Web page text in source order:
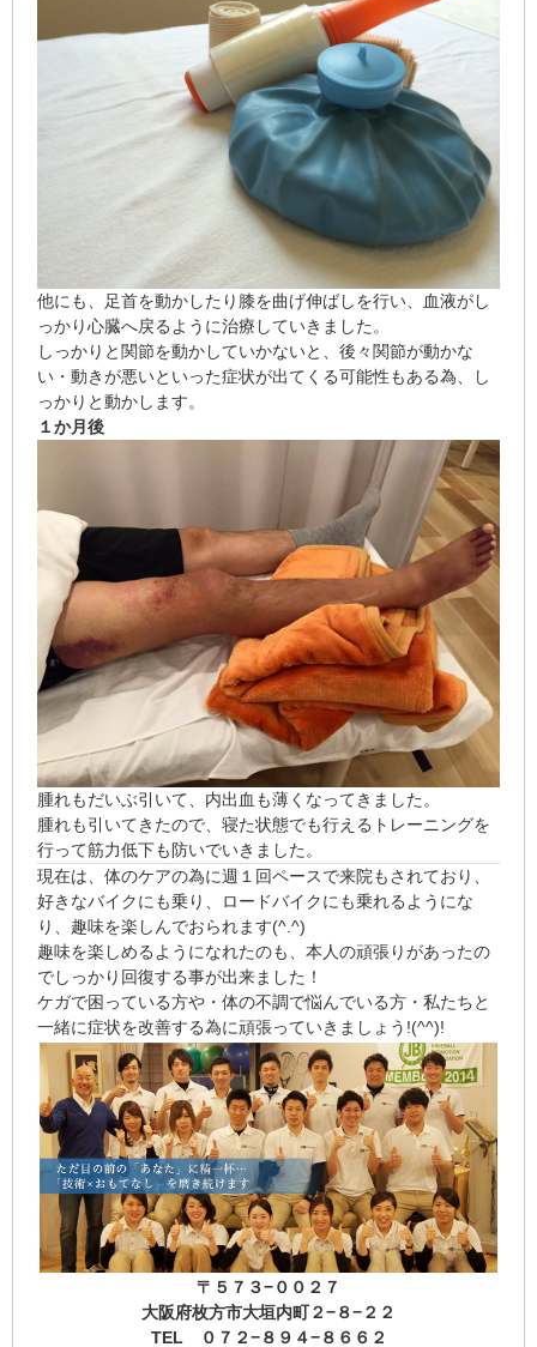
他にも、足首を動かしたり膝を曲げ伸ばしを行い、血液がし
っかり心臓へ戻るように治療していきました。
しっかりと関節を動かしていかないと、 後々関節が動かな
い ・ 動きが悪いといった症状が出てくる可能性もある為、し
っかりと動かします。
１か月後
腫れもだいぶ引いて、内出血も薄くなってきました。
腫れも引いてきたので、寝た状態でも行えるトレーニングを
行って筋力低下も防いでいきました。
現在は、体のケアの為に週１回ペースで来院もされており、
好きなバイクにも乗り、ロードバイクにも乗れるようにな
り、趣味を楽しんでおられます(^.^)
趣味を楽しめるようになれたのも、本人の頑張りがあったの
でしっかり回復する事が出来ました！
ケガで困っている方や・体の不調で悩んでいる方・私たちと
一緒に症状を改善する為に頑張っていきましょう!(^^)!
〒５７３−００２７
大阪府枚方市大垣内町２−８−２２
TEL ０７２−８９４−８６６２